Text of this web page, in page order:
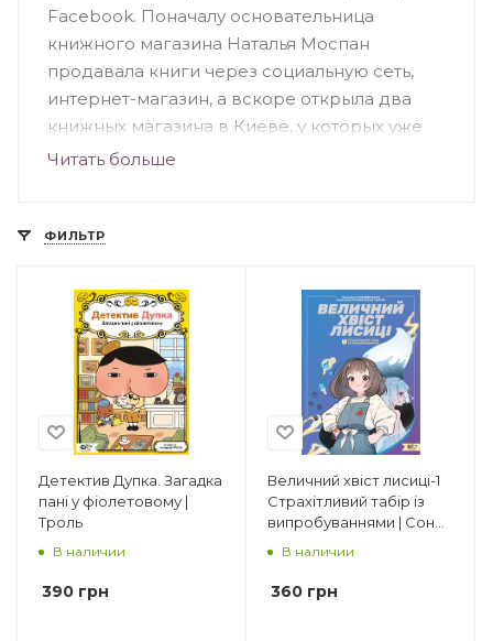
Facebook. Поначалу основательница
книжного магазина Наталья Моспан
продавала книги через социальную сеть,
интернет-магазин, а вскоре открыла два
книжных магазина в Киеве, у которых уже
есть своя аудитория. Это книжные
книг. Издательство выпускает книги
взрослых. Бестселлерами издательства
являются книги: «Хто живе в тобі», «Крута
математика», «Крута фізика», «Не-мов-ля» и
другие.
Читать больше
ФИЛЬТР
Детектив Дупка. Загадка
пані у фіолетовому |
Троль
В наличии
390 грн
Величний хвіст лисиці-1
Cтрахітливий табір із
випробуваннями | Сон
В наличии
360 грн